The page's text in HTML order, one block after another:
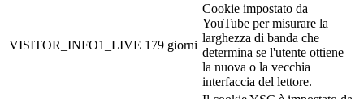
VISITOR_INFO1_LIVE 179 giorni
Cookie impostato da
YouTube per misurare la
larghezza di banda che
determina se l'utente ottiene
la nuova o la vecchia
interfaccia del lettore.